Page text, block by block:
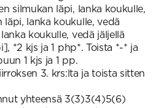
silmukan läpi, lanka koukulle,
lanka koukulle, vedä
koukulle, vedä jäljellä
*2 kjs ja 1 php*. Toista *-* ja
1 kjs ja 1 pp.
3. krs:lta ja toista sitten
yhteensä 3(3)3(4)5(6)